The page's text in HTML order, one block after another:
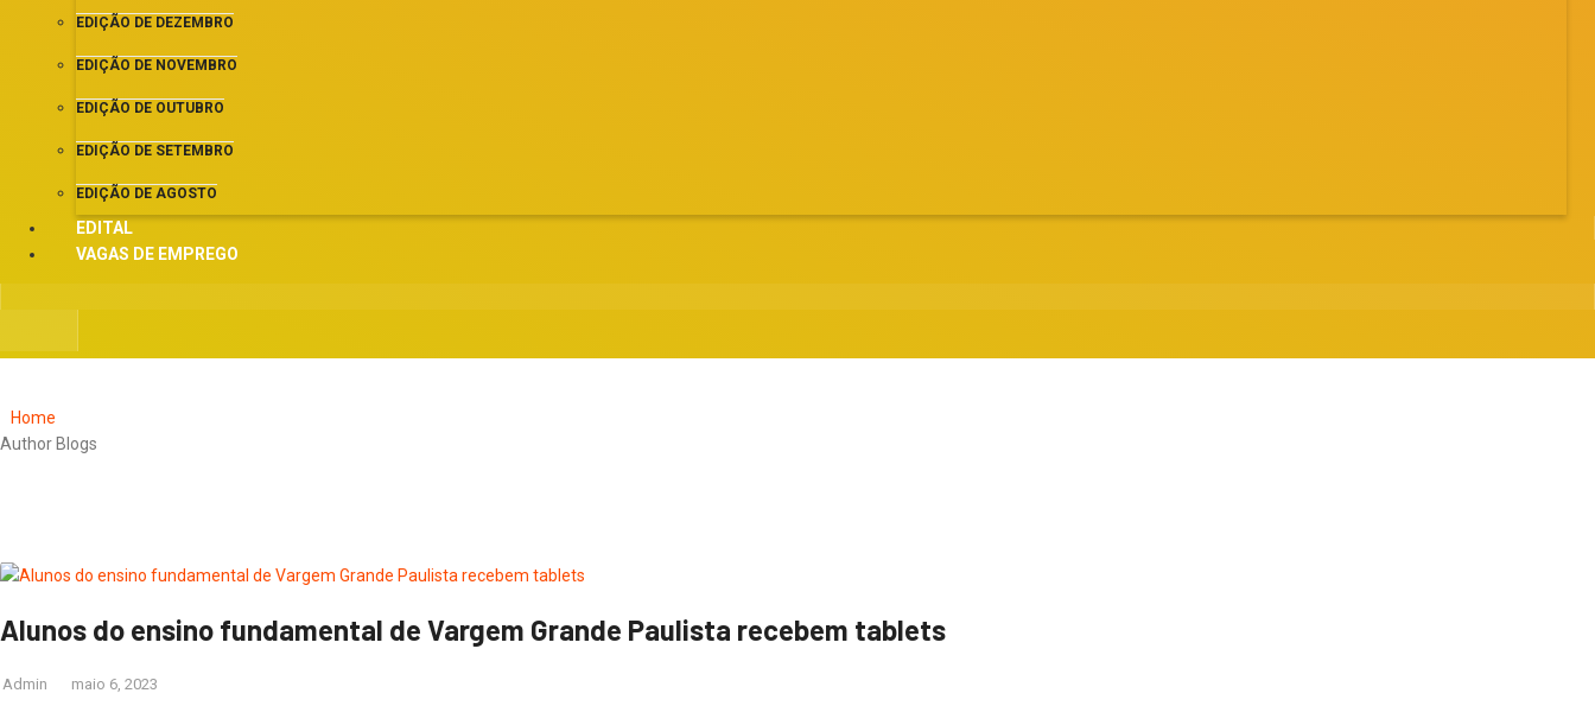
EDIÇÃO DE DEZEMBRO
EDIÇÃO DE NOVEMBRO
EDIÇÃO DE OUTUBRO
EDIÇÃO DE SETEMBRO
EDIÇÃO DE AGOSTO
EDITAL
VAGAS DE EMPREGO
Home
Author Blogs
Alunos do ensino fundamental de Vargem Grande Paulista recebem tablets
Admin maio 6, 2023